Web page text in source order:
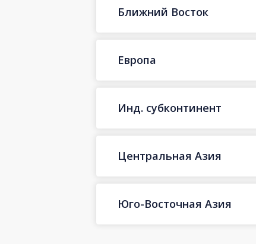
Ближний Восток
Европа
Инд. субконтинент
Центральная Азия
Юго-Восточная Азия